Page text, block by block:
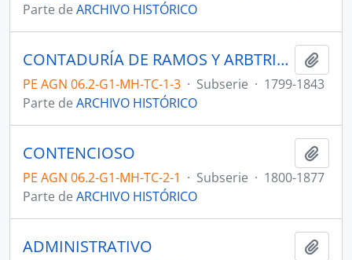
Parte de ARCHIVO HISTÓRICO
CONTADURÍA DE RAMOS Y ARBTRIOS
PE AGN 06.2-G1-MH-TC-1-3 · Subserie · 1799-1843
Parte de ARCHIVO HISTÓRICO
CONTENCIOSO
PE AGN 06.2-G1-MH-TC-2-1 · Subserie · 1800-1877
Parte de ARCHIVO HISTÓRICO
ADMINISTRATIVO